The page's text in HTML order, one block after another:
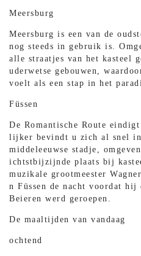
Meersburg
Meersburg is een van de
nog steeds in gebruik is.
alle straatjes van het kasteel
uderwetse gebouwen,
voelt als een stap in het
Füssen
De Romantische Route
lijker bevindt u zich al snel
middeleeuwse stadje,
ichtstbijzijnde plaats bij
muzikale grootmeester
n Füssen de nacht voordat
Beieren werd geroepen.
De maaltijden van vandaag
ochtend